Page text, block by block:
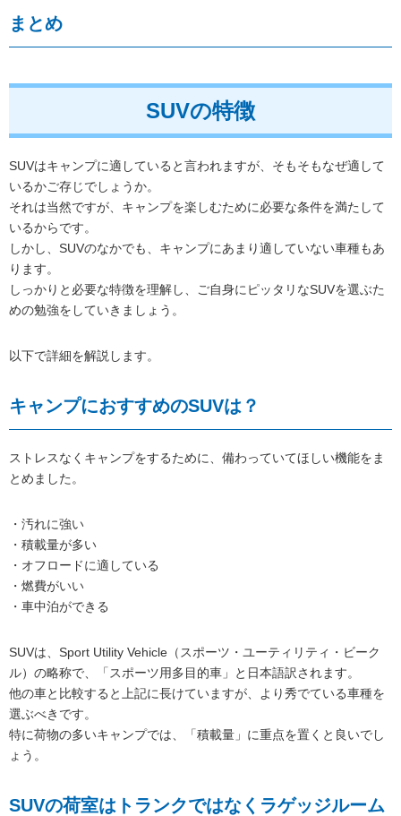
まとめ
SUVの特徴
SUVはキャンプに適していると言われますが、そもそもなぜ適して
いるかご存じでしょうか。
それは当然ですが、キャンプを楽しむために必要な条件を満たして
いるからです。
しかし、SUVのなかでも、キャンプにあまり適していない車種もあ
ります。
しっかりと必要な特徴を理解し、ご自身にピッタリなSUVを選ぶた
めの勉強をしていきましょう。
以下で詳細を解説します。
キャンプにおすすめのSUVは？
ストレスなくキャンプをするために、備わっていてほしい機能をま
とめました。
・汚れに強い
・積載量が多い
・オフロードに適している
・燃費がいい
・車中泊ができる
SUVは、Sport Utility Vehicle（スポーツ・ユーティリティ・ビーク
ル）の略称で、「スポーツ用多目的車」と日本語訳されます。
他の車と比較すると上記に長けていますが、より秀でている車種を
選ぶべきです。
特に荷物の多いキャンプでは、「積載量」に重点を置くと良いでし
ょう。
SUVの荷室はトランクではなくラゲッジルーム